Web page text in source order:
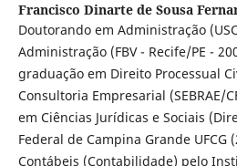
Francisco Dinarte de Sousa
Doutorando em Administração
Administração (FBV - Recife/PE -
graduação em Direito Processual
Consultoria Empresarial (SEBRAE/
em Ciências Jurídicas e Sociais
Federal de Campina Grande UFCG
Contábeis (Contabilidade) pelo